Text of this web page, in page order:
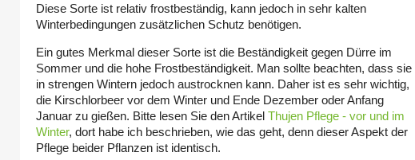
Diese Sorte ist relativ frostbeständig, kann jedoch in sehr kalten
Winterbedingungen zusätzlichen Schutz benötigen.
Ein gutes Merkmal dieser Sorte ist die Beständigkeit gegen Dürre im
Sommer und die hohe Frostbeständigkeit. Man sollte beachten, dass sie
in strengen Wintern jedoch austrocknen kann. Daher ist es sehr wichtig,
die Kirschlorbeer vor dem Winter und Ende Dezember oder Anfang
Januar zu gießen. Bitte lesen Sie den Artikel Thujen Pflege - vor und im
Winter, dort habe ich beschrieben, wie das geht, denn dieser Aspekt der
Pflege beider Pflanzen ist identisch.